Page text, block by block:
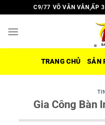
đến
nội
C9/77 VÕ VĂN VÂN,ẤP
TRANG CHỦ SẢN
Gia Công Bàn